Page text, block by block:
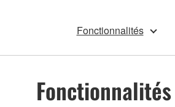
Fonctionnalités
Fonctionnalités